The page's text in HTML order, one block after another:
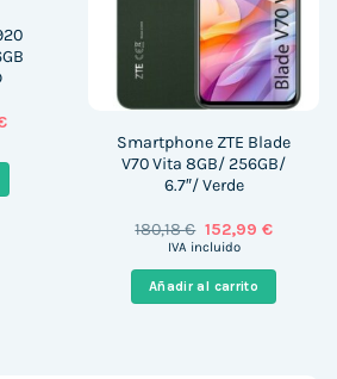
El
es:
122,00 €.
Smartphone ZTE Blade
V70 Vita 8GB/ 256GB/
6.7″/ Verde
180,18€ El
precio
era:
180,18 €.
152,99 €El
es:
152,99 €.
IVA incluido
Añadir al carrito